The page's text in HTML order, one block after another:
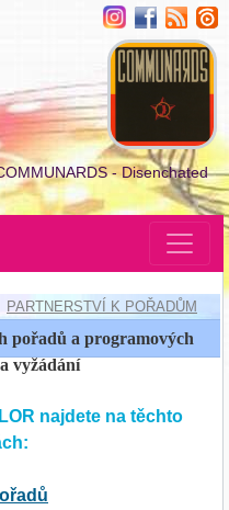
- Disenchated
PARTNERSTVÍ K POŘADŮM
pořadů a programových
vyžádání
najdete na těchto